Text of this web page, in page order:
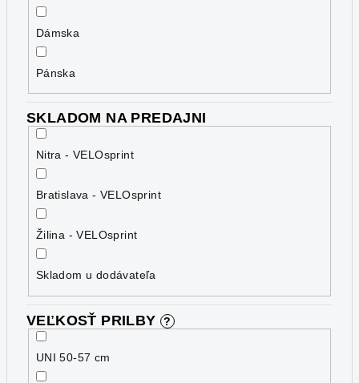
Dámska
Pánska
SKLADOM NA PREDAJNI
Nitra - VELOsprint
Bratislava - VELOsprint
Žilina - VELOsprint
Skladom u dodávateľa
VEĽKOSŤ PRILBY ?
UNI 50-57 cm